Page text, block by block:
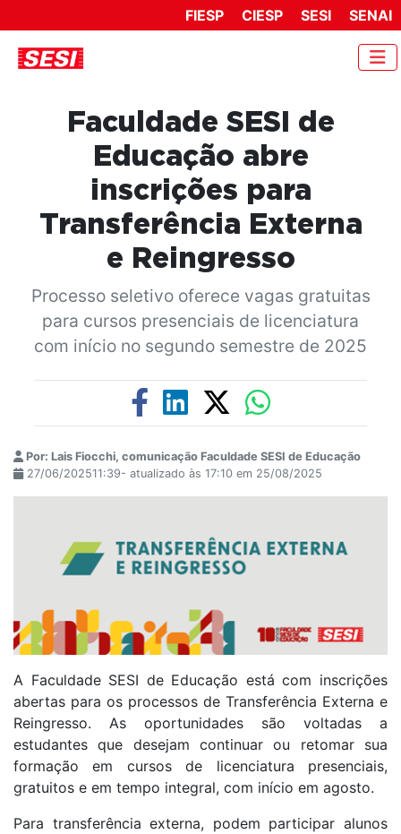
FIESP CIESP SESI SENAI
Faculdade SESI de
Educação abre
inscrições para
Transferência Externa
e Reingresso
Processo seletivo oferece vagas gratuitas
para cursos presenciais de licenciatura
com início no segundo semestre de 2025
Por: Lais Fiocchi, comunicação Faculdade SESI de Educação
27/06/202511:39- atualizado às 17:10 em 25/08/2025
A Faculdade SESI de Educação está com inscrições
abertas para os processos de Transferência Externa e
Reingresso. As oportunidades são voltadas a
estudantes que desejam continuar ou retomar sua
formação em cursos de licenciatura presenciais,
gratuitos e em tempo integral, com início em agosto.
Para transferência externa, podem participar alunos